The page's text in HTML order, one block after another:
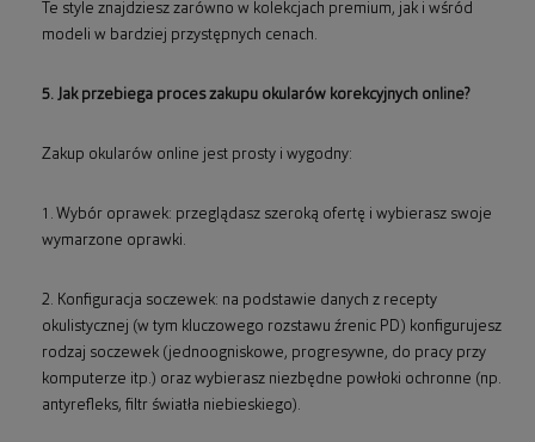
Te style znajdziesz zarówno w kolekcjach premium, jak i wśród
modeli w bardziej przystępnych cenach.
5. Jak przebiega proces zakupu okularów korekcyjnych online?
Zakup okularów online jest prosty i wygodny:
1. Wybór oprawek: przeglądasz szeroką ofertę i wybierasz swoje
wymarzone oprawki.
2. Konfiguracja soczewek: na podstawie danych z recepty
okulistycznej (w tym kluczowego rozstawu źrenic PD) konfigurujesz
rodzaj soczewek (jednoogniskowe, progresywne, do pracy przy
komputerze itp.) oraz wybierasz niezbędne powłoki ochronne (np.
antyrefleks, filtr światła niebieskiego).